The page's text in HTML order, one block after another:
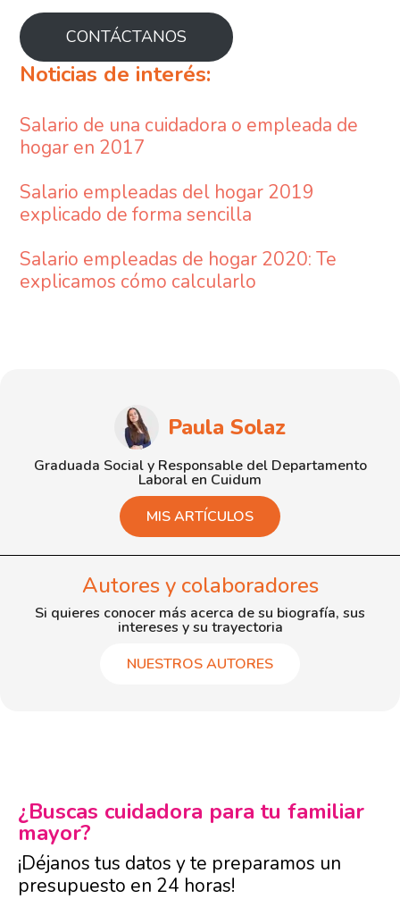
CONTÁCTANOS
Noticias de interés:
Salario de una cuidadora o empleada de
hogar en 2017
Salario empleadas del hogar 2019
explicado de forma sencilla
Salario empleadas de hogar 2020: Te
explicamos cómo calcularlo
Paula Solaz
Graduada Social y Responsable del Departamento
Laboral en Cuidum
MIS ARTÍCULOS
Autores y colaboradores
Si quieres conocer más acerca de su biografía, sus
intereses y su trayectoria
NUESTROS AUTORES
¿Buscas cuidadora para tu familiar
mayor?
¡Déjanos tus datos y te preparamos un
presupuesto en 24 horas!